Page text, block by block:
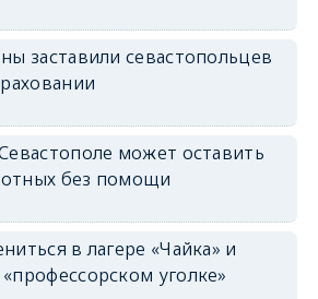
заставили севастопольцев
может оставить
без помощи
в лагере «Чайка» и
уголке»